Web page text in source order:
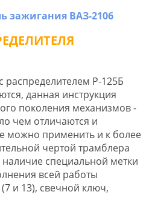
распределителем Р-125Б
данная инструкция
поколения механизмов -
чем отличаются и
можно применить и к более
чертой трамблера
специальной метки
всей работы
и 13), свечной ключ,